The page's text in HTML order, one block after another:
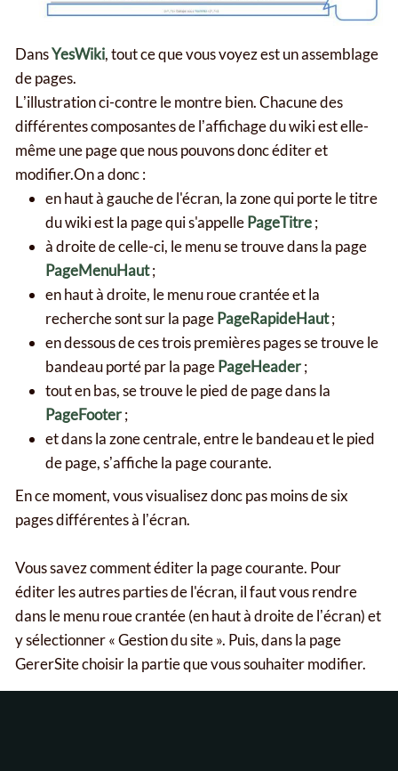
DansYesWiki, tout ce que vous voyez est un assemblage
de pages.
Lʼillustration ci-contre le montre bien. Chacune des
différentes composantes de lʼaffichage du wiki est elle-
même une page que nous pouvons donc éditer et
modifier.On a donc :
en haut à gauche de l'écran, la zone qui porte le titre
du wiki est la page qui s'appelle PageTitre;
à droite de celle-ci, le menu se trouve dans la page
PageMenuHaut;
en haut à droite, le menu roue crantée et la
recherche sont sur la page PageRapideHaut;
en dessous de ces trois premières pages se trouve le
bandeau porté par la page PageHeader;
tout en bas, se trouve le pied de page dans la
PageFooter;
et dans la zone centrale, entre le bandeau et le pied
de page, sʼaffiche la page courante.
En ce moment, vous visualisez donc pas moins de six
pages différentes à lʼécran.
Vous savez comment éditer la page courante. Pour
éditer les autres parties de l'écran, il faut vous rendre
dans le menu roue crantée (en haut à droite de lʼécran) et
y sélectionner « Gestion du site ». Puis, dans la page
GererSite choisir la partie que vous souhaiter modifier.